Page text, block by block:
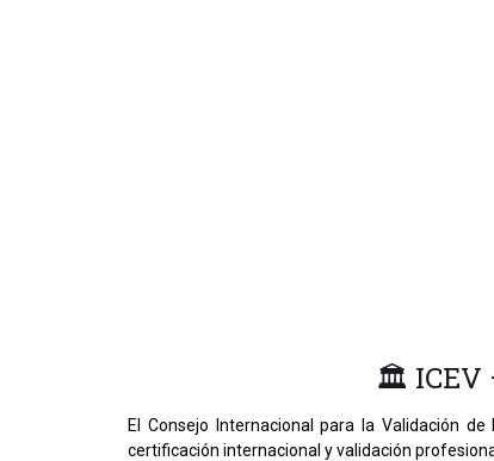
🏛 ICEV
El Consejo Internacional para la Validación
certificación internacional y validación